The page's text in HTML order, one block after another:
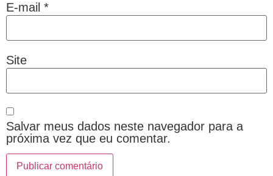
E-mail *
Site
Salvar meus dados neste navegador para a
próxima vez que eu comentar.